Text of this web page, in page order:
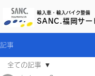
SANC.福岡サー
輸入車・輸入バイク整備
記事
全ての記事